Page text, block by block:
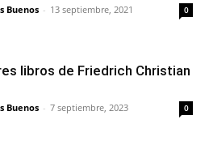
Buenos - 13 septiembre, 2021 0
libros de Friedrich Christian
Buenos - 7 septiembre, 2023 0